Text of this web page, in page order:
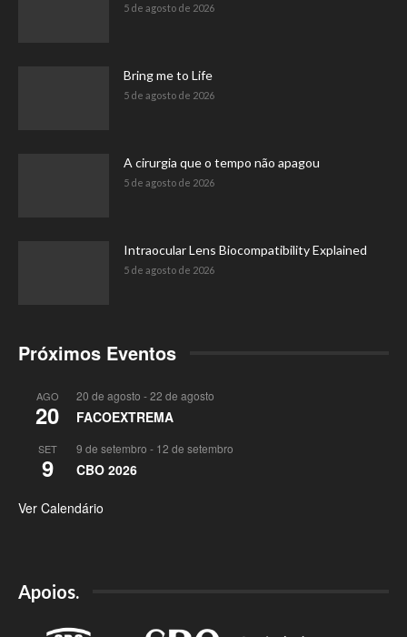
5 de agosto de 2026
Bring me to Life
5 de agosto de 2026
A cirurgia que o tempo não apagou
5 de agosto de 2026
Intraocular Lens Biocompatibility Explained
5 de agosto de 2026
Próximos Eventos
AGO
20
20 de agosto -22 de agosto
FACOEXTREMA
SET
9
9 de setembro - 12 de setembro
CBO 2026
Ver Calendário
Apoios.